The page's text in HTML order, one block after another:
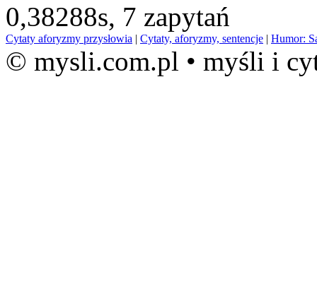
0,38288s, 7 zapytań
Cytaty aforyzmy przysłowia | Cytaty, aforyzmy, sentencje | Humor:
© mysli.com.pl • myśli i